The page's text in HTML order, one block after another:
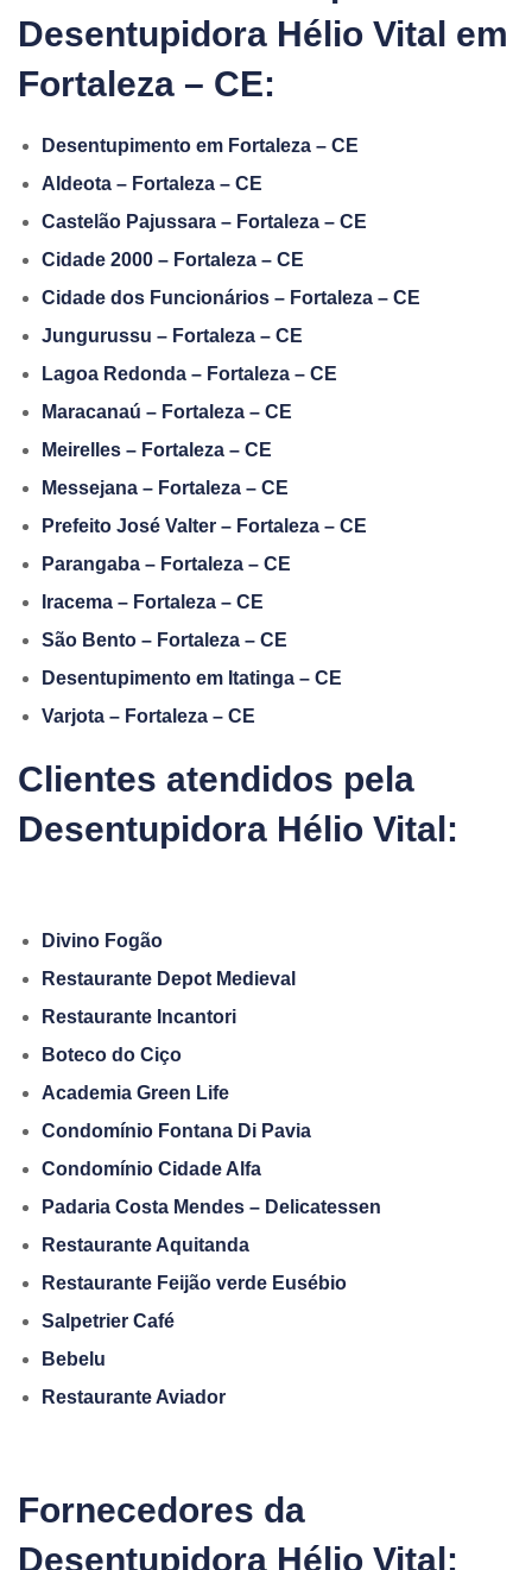
Desentupidora Hélio Vital em
Fortaleza – CE:
Desentupimento em Fortaleza – CE
Aldeota – Fortaleza – CE
Castelão Pajussara – Fortaleza – CE
Cidade 2000 – Fortaleza – CE
Cidade dos Funcionários – Fortaleza – CE
Jungurussu – Fortaleza – CE
Lagoa Redonda – Fortaleza – CE
Maracanaú – Fortaleza – CE
Meirelles – Fortaleza – CE
Messejana – Fortaleza – CE
Prefeito José Valter – Fortaleza – CE
Parangaba – Fortaleza – CE
Iracema – Fortaleza – CE
São Bento – Fortaleza – CE
Desentupimento em Itatinga – CE
Varjota – Fortaleza – CE
Clientes atendidos pela
Desentupidora Hélio Vital:
Divino Fogão
Restaurante Depot Medieval
Restaurante Incantori
Boteco do Ciço
Academia Green Life
Condomínio Fontana Di Pavia
Condomínio Cidade Alfa
Padaria Costa Mendes – Delicatessen
Restaurante Aquitanda
Restaurante Feijão verde Eusébio
Salpetrier Café
Bebelu
Restaurante Aviador
Fornecedores da
Desentupidora Hélio Vital: